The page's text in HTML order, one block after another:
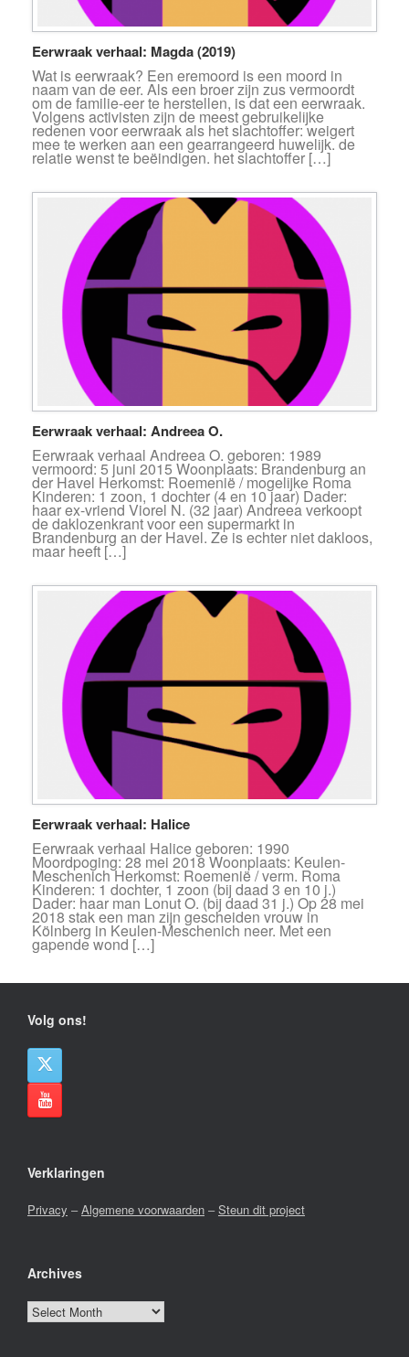
Eerwraak verhaal: Magda (2019)
Wat is eerwraak? Een eremoord is een moord in
naam van de eer. Als een broer zijn zus vermoordt
om de familie-eer te herstellen, is dat een eerwraak.
Volgens activisten zijn de meest gebruikelijke
redenen voor eerwraak als het slachtoffer: weigert
mee te werken aan een gearrangeerd huwelijk. de
relatie wenst te beëindigen. het slachtoffer […]
Eerwraak verhaal: Andreea O.
Eerwraak verhaal Andreea O. geboren: 1989
vermoord: 5 juni 2015 Woonplaats: Brandenburg an
der Havel Herkomst: Roemenië / mogelijke Roma
Kinderen: 1 zoon, 1 dochter (4 en 10 jaar) Dader:
haar ex-vriend Viorel N. (32 jaar) Andreea verkoopt
de daklozenkrant voor een supermarkt in
Brandenburg an der Havel. Ze is echter niet dakloos,
maar heeft […]
Eerwraak verhaal: Halice
Eerwraak verhaal Halice geboren: 1990
Moordpoging: 28 mei 2018 Woonplaats: Keulen-
Meschenich Herkomst: Roemenië / verm. Roma
Kinderen: 1 dochter, 1 zoon (bij daad 3 en 10 j.)
Dader: haar man Lonut O. (bij daad 31 j.) Op 28 mei
2018 stak een man zijn gescheiden vrouw in
Kölnberg in Keulen-Meschenich neer. Met een
gapende wond […]
Volg ons!
Verklaringen
Privacy –Algemene voorwaarden –Steun dit project
Archives
Archives